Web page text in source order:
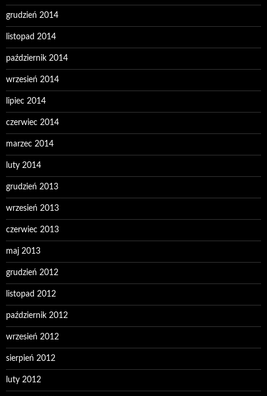
grudzień 2014
listopad 2014
październik 2014
wrzesień 2014
lipiec 2014
czerwiec 2014
marzec 2014
luty 2014
grudzień 2013
wrzesień 2013
czerwiec 2013
maj 2013
grudzień 2012
listopad 2012
październik 2012
wrzesień 2012
sierpień 2012
luty 2012